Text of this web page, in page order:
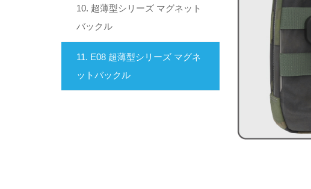
10. 超薄型シリーズ マグネット
バックル
11. E08 超薄型シリーズ マグネ
ットバックル